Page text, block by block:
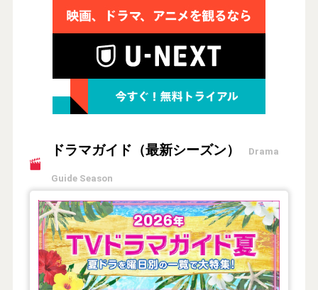
ドラマガイド（最新シーズン） Drama
Guide Season
【2026年夏】TVドラマガイド